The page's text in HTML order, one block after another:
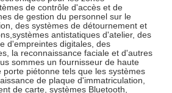
de contrôle d'accès et de
de gestion du personnel sur le
des systèmes de détournement et
antistatiques d'atelier, des
d'empreintes digitales, des
la reconnaissance faciale et d'autres
sommes un fournisseur de haute
porte piétonne tels que les systèmes
de plaque d'immatriculation,
de carte, systèmes Bluetooth,